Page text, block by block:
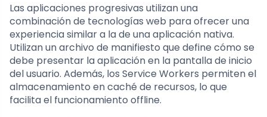
Las aplicaciones progresivas utilizan una
combinación de tecnologías web para ofrecer una
experiencia similar a la de una aplicación nativa.
Utilizan un archivo de manifiesto que define cómo se
debe presentar la aplicación en la pantalla de inicio
del usuario. Además, los Service Workers permiten el
almacenamiento en caché de recursos, lo que
facilita el funcionamiento offline.